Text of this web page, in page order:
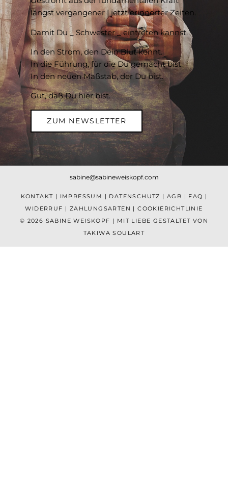
längst vergangener | jetzt erinnerter Zeiten.
Damit Du _ Schwester _ eintreten kannst.
In den Strom, den Dein Blut kennt.
In die Führung, für die Du gemacht bist.
In den neuen Maßstab, der Du bist.
Gut, daß Du hier bist.
ZUM NEWSLETTER
sabine@sabineweiskopf.com
KONTAKT | IMPRESSUM | DATENSCHUTZ | AGB | FAQ |
WIDERRUF | ZAHLUNGSARTEN |COOKIERICHTLINIE
© 2026 SABINE WEISKOPF | MIT LIEBE GESTALTET VON
TAKIWA SOULART